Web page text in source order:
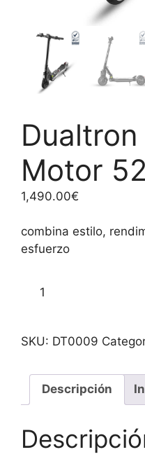
Motor
1,490.00€
combina estilo,
esfuerzo
Motor
25
cantidad
SKU: DT0009
Descripción